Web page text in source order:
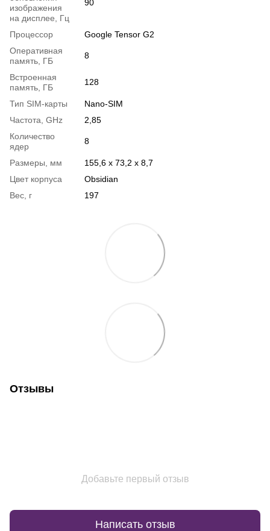
изображения
на дисплее, Гц
90
Процессор
Google Tensor G2
Оперативная
память, ГБ
8
Встроенная
память, ГБ
128
Тип SIM-карты
Nano-SIM
Частота, GHz
2,85
Количество
ядер
8
Размеры, мм
155,6 х 73,2 х 8,7
Цвет корпуса
Obsidian
Вес, г
197
Отзывы
Добавьте первый отзыв
Написать отзыв